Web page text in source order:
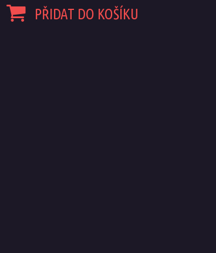
PŘIDAT DO KOŠÍKU